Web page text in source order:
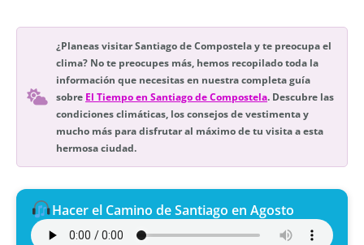
¿Planeas visitar Santiago de Compostela y te preocupa el
clima? No te preocupes más, hemos recopilado toda la
información que necesitas en nuestra completa guía
sobre El Tiempo en Santiago de Compostela. Descubre las
condiciones climáticas, los consejos de vestimenta y
mucho más para disfrutar al máximo de tu visita a esta
hermosa ciudad.
Hacer el Camino de Santiago en Agosto